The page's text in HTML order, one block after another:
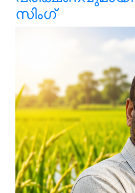
സിംഗ്